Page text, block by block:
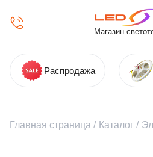
Магазин
Распродажа
Главная страница / Каталог /